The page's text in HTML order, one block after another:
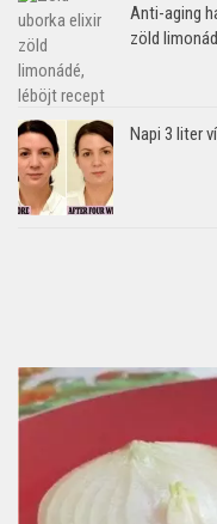
Anti-aging
zöld
Napi 3 liter